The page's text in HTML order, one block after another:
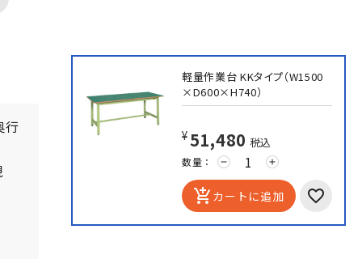
行
軽量作業台 KKタイプ（W1500
×D600×H740）
¥51,480 税込
数量： remove add
add_shopping_cart カートに追加